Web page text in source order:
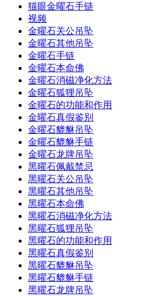
猫眼金曜石手链
视频
金曜石关公吊坠
金曜石其他吊坠
金曜石手链
金曜石本命佛
金曜石消磁净化方法
金曜石狐狸吊坠
金曜石的功能和作用
金曜石真假鉴别
金曜石貔貅吊坠
金曜石貔貅手链
金曜石龙牌吊坠
黑曜石佩戴禁忌
黑曜石关公吊坠
黑曜石其他吊坠
黑曜石本命佛
黑曜石消磁净化方法
黑曜石狐狸吊坠
黑曜石的功能和作用
黑曜石真假鉴别
黑曜石貔貅吊坠
黑曜石貔貅手链
黑曜石龙牌吊坠